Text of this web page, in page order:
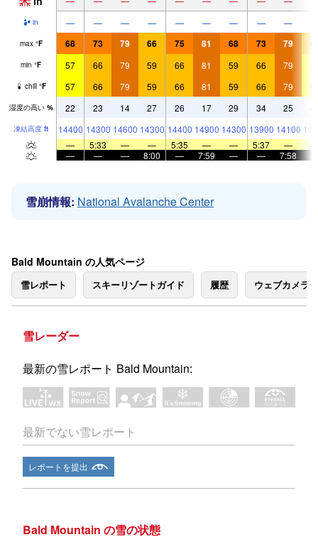
in — — — — — — — — —
max °F 68 73 79 66 75 81 68 73 79
min °F 57 66 79 59 66 81 59 66 79
chill °F 57 66 79 59 66 81 59 66 79
湿度の高い % 22 23 14 27 26 17 29 34 25
凍結高度 ft 14400 14300 14600 14300 14400 14900 14300 13900 14100
—
5:33 — — 5:35 — — 5:37 —
—
— — 8:00 — 7:59 — — 7:58
雪崩情報: National Avalanche Center
Bald Mountain の人気ページ
雪レポート スキーリゾートガイド 履歴 ウェブカメラ
雪レーダー
最新の雪レポート Bald Mountain:
最新でない雪レポート
レポートを提出
Bald Mountain の雪の状態